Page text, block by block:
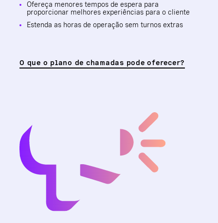
Ofereça menores tempos de espera para
proporcionar melhores experiências para o cliente
Estenda as horas de operação sem turnos extras
O que o plano de chamadas pode oferecer?